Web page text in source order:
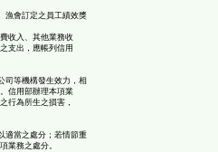
漁會訂定之員工績效獎
收入、其他業務收
支出，應帳列信用
司等機構發生效力，相
信用部辦理本項業
行為所生之損害，
適當之處分；若情節重
業務之處分。